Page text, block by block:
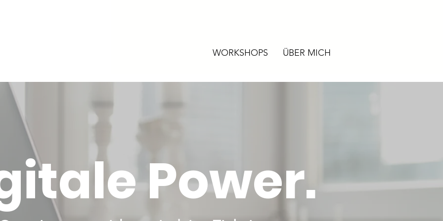
WORKSHOPS ÜBER MICH
Power.